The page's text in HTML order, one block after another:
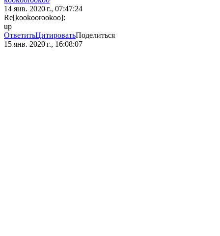
14 янв. 2020 г., 07:47:24
Re[kookoorookoo]:
up
ОтветитьЦитироватьПоделиться
15 янв. 2020 г., 16:08:07